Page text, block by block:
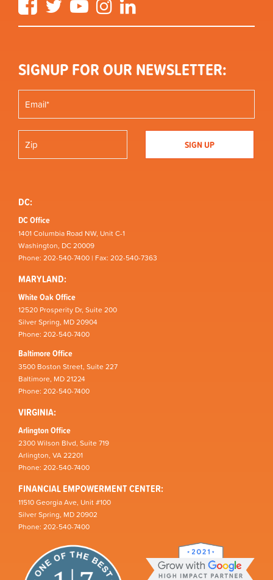
SIGNUP FOR OUR NEWSLETTER:
DC:
DC Office
1401 Columbia Road NW, Unit C-1
Washington, DC 20009
Phone: 202-540-7400 | Fax: 202-540-7363
MARYLAND:
White Oak Office
12520 Prosperity Dr, Suite 200
Silver Spring, MD 20904
Phone: 202-540-7400
Baltimore Office
3500 Boston Street, Suite 227
Baltimore, MD 21224
Phone: 202-540-7400
VIRGINIA:
Arlington Office
2300 Wilson Blvd, Suite 719
Arlington, VA 22201
Phone: 202-540-7400
FINANCIAL EMPOWERMENT CENTER:
11510 Georgia Ave, Unit #100
Silver Spring, MD 20902
Phone: 202-540-7400